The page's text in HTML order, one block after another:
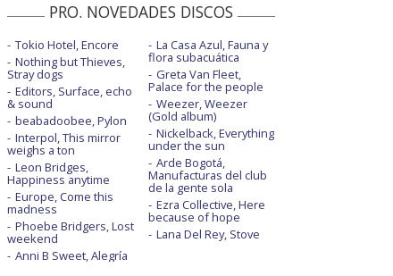
PRO. NOVEDADES DISCOS
Tokio Hotel, Encore
Nothing but Thieves,
Stray dogs
Editors, Surface, echo
& sound
beabadoobee, Pylon
Interpol, This mirror
weighs a ton
Leon Bridges,
Happiness anytime
Europe, Come this
madness
Phoebe Bridgers, Lost
weekend
Anni B Sweet, Alegría
La Casa Azul, Fauna y
flora subacuática
Greta Van Fleet,
Palace for the people
Weezer, Weezer
(Gold album)
Nickelback, Everything
under the sun
Arde Bogotá,
Manufacturas del club
de la gente sola
Ezra Collective, Here
because of hope
Lana Del Rey, Stove